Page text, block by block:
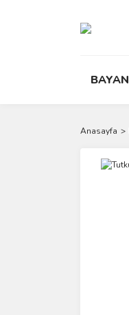
BAYAN
Anasayfa